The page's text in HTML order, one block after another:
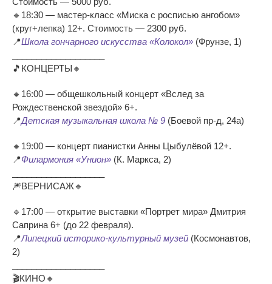
🔹18:30 — мастер-класс «Миска с росписью ангобом»
(круг+лепка) 12+. Стоимость — 2300 руб.
📍Школа гончарного искусства «Колокол» (Фрунзе, 1)
🎵КОНЦЕРТЫ🔸
🔸16:00 — общешкольный концерт «Вслед за
Рождественской звездой» 6+.
📍Детская музыкальная школа № 9 (Боевой пр-д, 24а)
🔸19:00 — концерт пианистки Анны Цыбулёвой 12+.
📍Филармония «Унион» (К. Маркса, 2)
🎆ВЕРНИСАЖ🔹
🔹17:00 — открытие выставки «Портрет мира» Дмитрия
Саприна 6+ (до 22 февраля).
📍Липецкий историко-культурный музей (Космонавтов,
2)
🎬КИНО🔸